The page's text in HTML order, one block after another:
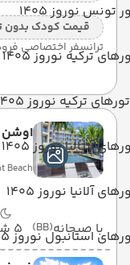
تونس نوروز 1405
ترکیه نوروز 1405
تورهای ترکیه نوروز 1405
آنتالیا نوروز 1405
آلانیا نوروز 1405
استانبول نوروز 1405
قیمت کودک بدون
ترانسفر اختصاصی
اوشن
Beach
با صبحانه(BB) 5 شب